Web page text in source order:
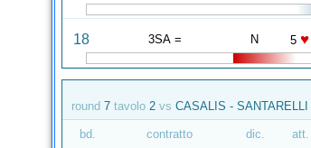
18 3SA = N 5 ♥
round 7 tavolo 2 vs CASALIS - SANTARELLI
bd. contratto dic. att.